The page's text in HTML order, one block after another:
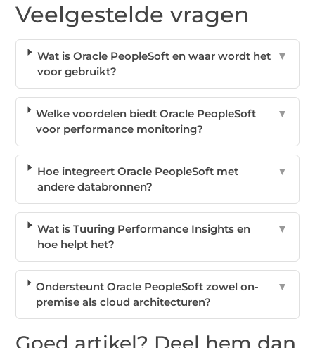
Veelgestelde vragen
Wat is Oracle PeopleSoft en waar wordt het
voor gebruikt?
▼
Welke voordelen biedt Oracle PeopleSoft
voor performance monitoring?
▼
Hoe integreert Oracle PeopleSoft met
andere databronnen?
▼
Wat is Tuuring Performance Insights en
hoe helpt het?
▼
Ondersteunt Oracle PeopleSoft zowel on-
premise als cloud architecturen?
▼
Goed artikel? Deel hem dan